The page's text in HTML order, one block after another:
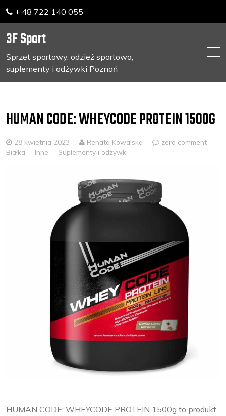
content
+ 48 722 140 055
3F Sport
Sprzęt sportowy, odzież sportowa,
suplementy i odżywki Poznań
HUMAN CODE: WHEYCODE PROTEIN 1500G
28 kwietnia 2023 Renata Kowalska
zero comment
Białka
Inne Suplementy i odżywki
HUMAN CODE: WHEYCODE PROTEIN 1500g to produkt